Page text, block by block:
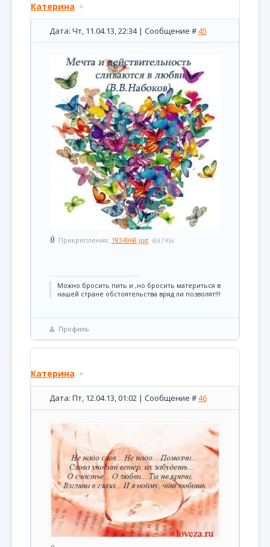
Катерина
Дата: Чт, 11.04.13, 22:34 | Сообщение #45
Прикрепления: 1834968.jpg (63.7 Kb)
Можно бросить пить и ,но бросить материться в
нашей стране обстоятельства вряд ли позволят!!!
Профиль
Катерина
Дата: Пт, 12.04.13, 01:02 | Сообщение #46